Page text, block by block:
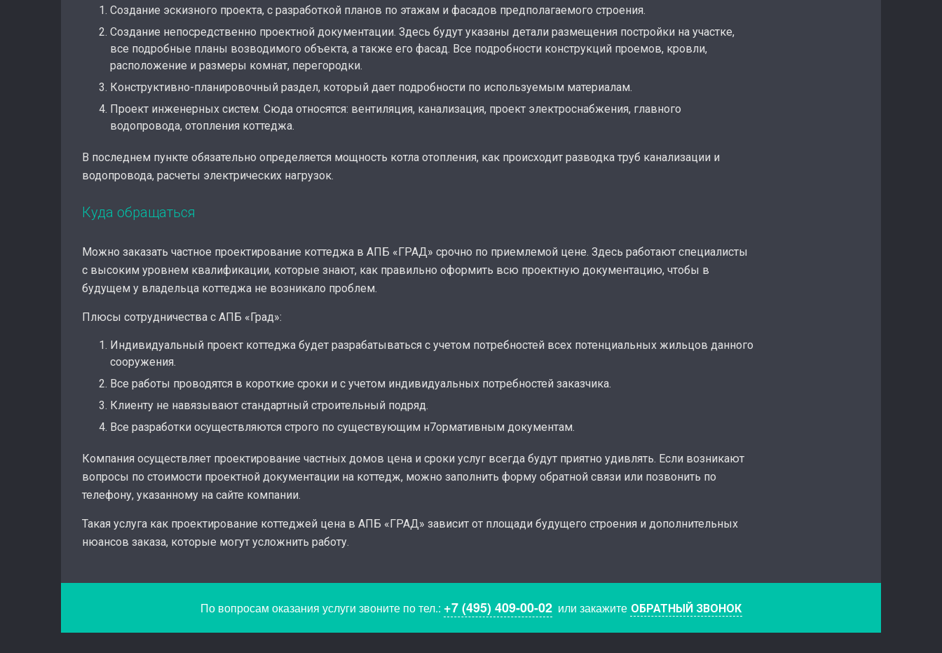
Создание эскизного проекта, с разработкой планов по этажам и фасадов предполагаемого строения.
Создание непосредственно проектной документации. Здесь будут указаны детали размещения постройки на участке,
все подробные планы возводимого объекта, а также его фасад. Все подробности конструкций проемов, кровли,
расположение и размеры комнат, перегородки.
Конструктивно-планировочный раздел, который дает подробности по используемым материалам.
Проект инженерных систем. Сюда относятся: вентиляция, канализация, проект электроснабжения, главного
водопровода, отопления коттеджа.
В последнем пункте обязательно определяется мощность котла отопления, как происходит разводка труб канализации и
водопровода, расчеты электрических нагрузок.
Куда обращаться
Можно заказать частное проектирование коттеджа в АПБ «ГРАД» срочно по приемлемой цене. Здесь работают специалисты
с высоким уровнем квалификации, которые знают, как правильно оформить всю проектную документацию, чтобы в
будущем у владельца коттеджа не возникало проблем.
Плюсы сотрудничества с АПБ «Град»:
Индивидуальный проект коттеджа будет разрабатываться с учетом потребностей всех потенциальных жильцов данного
сооружения.
Все работы проводятся в короткие сроки и с учетом индивидуальных потребностей заказчика.
Клиенту не навязывают стандартный строительный подряд.
Все разработки осуществляются строго по существующим н7ормативным документам.
Компания осуществляет проектирование частных домов цена и сроки услуг всегда будут приятно удивлять. Если возникают
вопросы по стоимости проектной документации на коттедж, можно заполнить форму обратной связи или позвонить по
телефону, указанному на сайте компании.
Такая услуга как проектирование коттеджей цена в АПБ «ГРАД» зависит от площади будущего строения и дополнительных
нюансов заказа, которые могут усложнить работу.
По вопросам оказания услуги звоните по тел.: +7 (495) 409-00-02или закажите ОБРАТНЫЙ ЗВОНОК